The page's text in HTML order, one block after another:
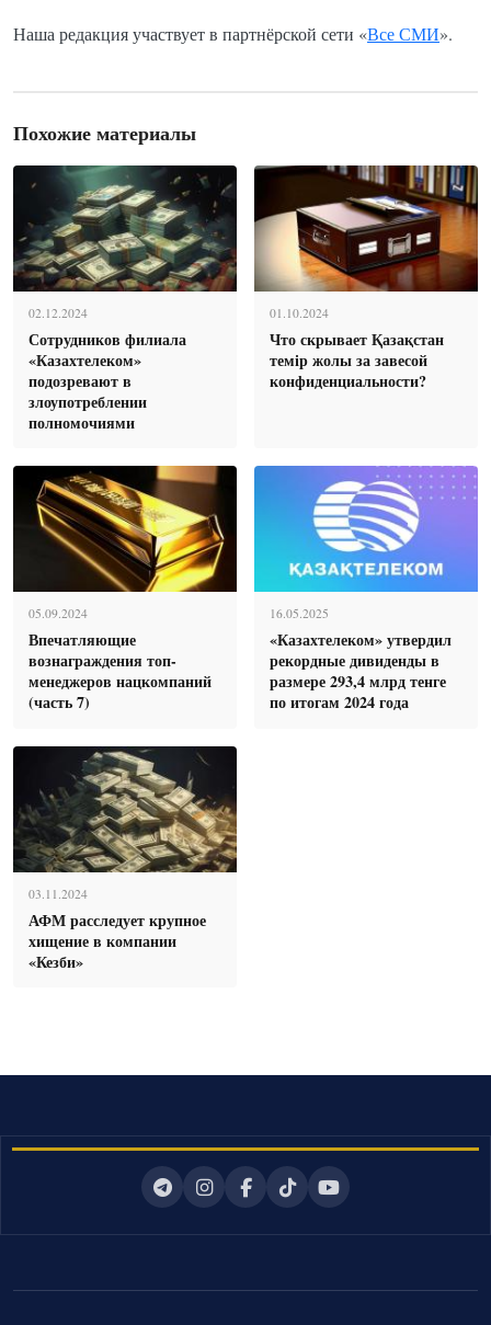
Наша редакция участвует в партнёрской сети «Все СМИ».
Похожие материалы
02.12.2024
Сотрудников филиала
«Казахтелеком»
подозревают в
злоупотреблении
полномочиями
01.10.2024
Что скрывает Қазақстан
темір жолы за завесой
конфиденциальности?
05.09.2024
Впечатляющие
вознаграждения топ-
менеджеров нацкомпаний
(часть 7)
16.05.2025
«Казахтелеком» утвердил
рекордные дивиденды в
размере 293,4 млрд тенге
по итогам 2024 года
03.11.2024
АФМ расследует крупное
хищение в компании
«Кезби»